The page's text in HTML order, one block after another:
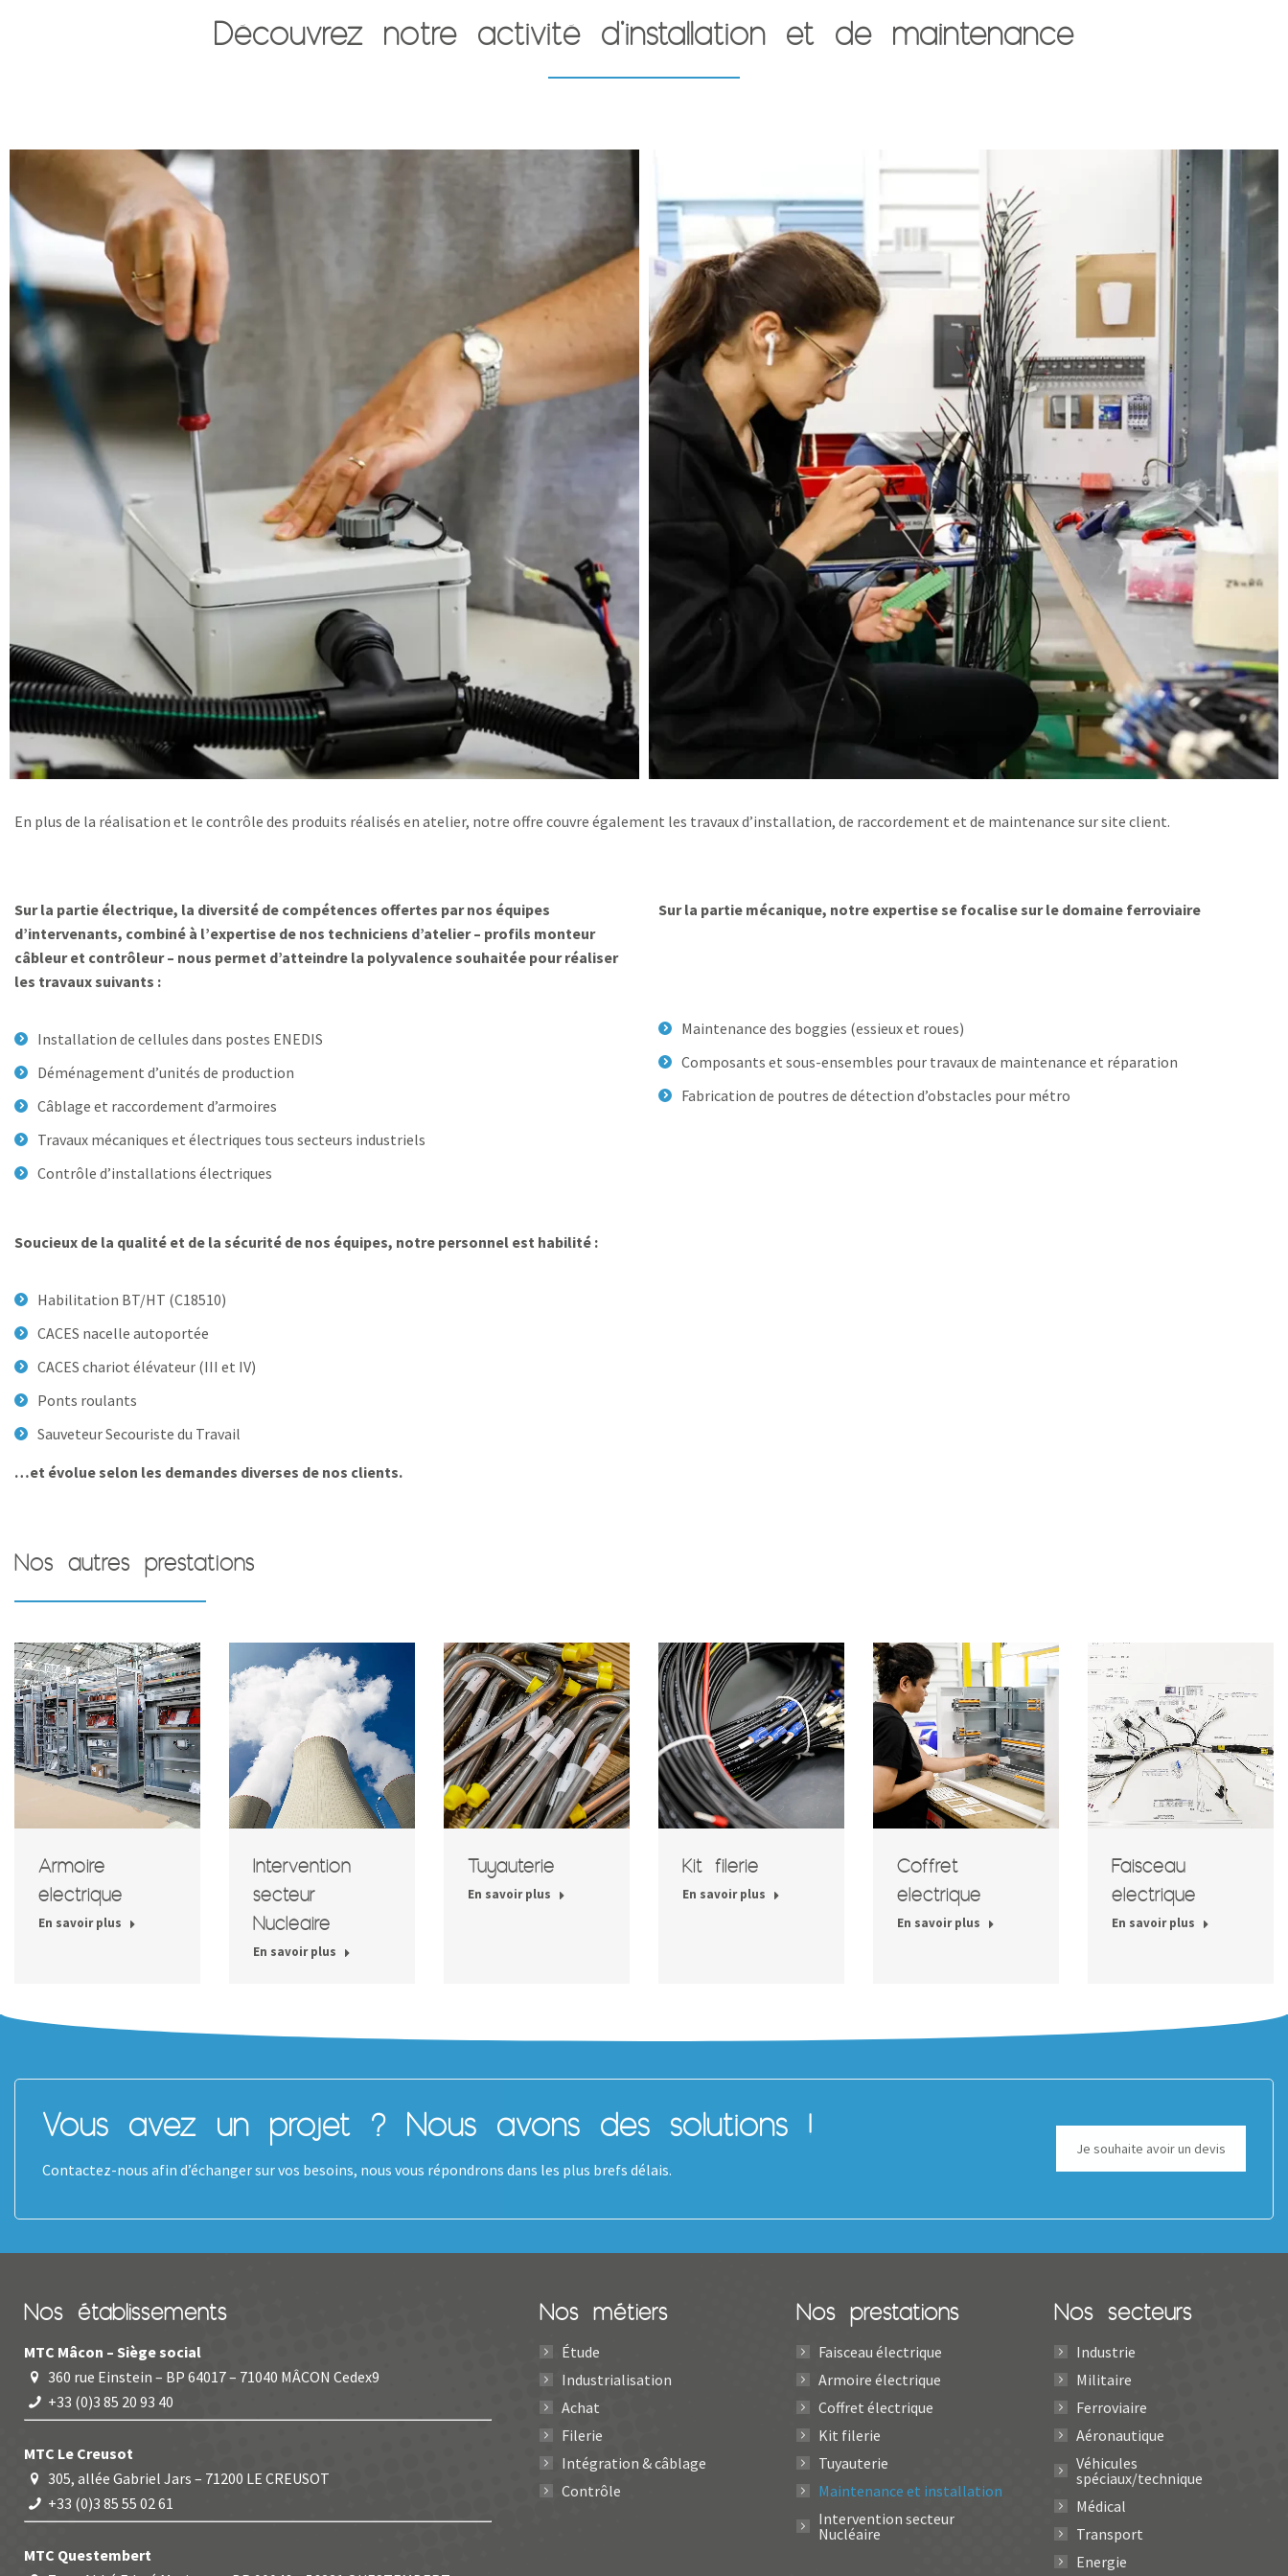
Découvrez notre activité d'installation et de maintenance
En plus de la réalisation et le contrôle des produits réalisés en atelier, notre offre couvre également les travaux d’installation, de raccordement et de maintenance sur site client.
Sur la partie électrique, la diversité de compétences offertes par nos équipes
d’intervenants, combiné à l’expertise de nos techniciens d’atelier – profils monteur
câbleur et contrôleur – nous permet d’atteindre la polyvalence souhaitée pour réaliser
les travaux suivants :
Installation de cellules dans postes ENEDIS
Déménagement d’unités de production
Câblage et raccordement d’armoires
Travaux mécaniques et électriques tous secteurs industriels
Contrôle d’installations électriques
Sur la partie mécanique, notre expertise se focalise sur le domaine ferroviaire
Maintenance des boggies (essieux et roues)
Composants et sous-ensembles pour travaux de maintenance et réparation
Fabrication de poutres de détection d’obstacles pour métro
Soucieux de la qualité et de la sécurité de nos équipes, notre personnel est habilité :
Habilitation BT/HT (C18510)
CACES nacelle autoportée
CACES chariot élévateur (III et IV)
Ponts roulants
Sauveteur Secouriste du Travail
…et évolue selon les demandes diverses de nos clients.
Nos autres prestations
Armoire
électrique
En savoir plus
Intervention
secteur
Nucléaire
En savoir plus
Tuyauterie
En savoir plus
Kit filerie
En savoir plus
Coffret
électrique
En savoir plus
Faisceau
électrique
En savoir plus
Vous avez un projet ? Nous avons des solutions !
Contactez-nous afin d’échanger sur vos besoins, nous vous répondrons dans les plus brefs délais.
Je souhaite avoir un devis
Nos établissements
MTC Mâcon – Siège social
360 rue Einstein – BP 64017 – 71040 MÂCON Cedex9
+33 (0)3 85 20 93 40
MTC Le Creusot
305, allée Gabriel Jars – 71200 LE CREUSOT
+33 (0)3 85 55 02 61
MTC Questembert
Nos métiers
Étude
Industrialisation
Achat
Filerie
Intégration & câblage
Contrôle
Nos prestations
Faisceau électrique
Armoire électrique
Coffret électrique
Kit filerie
Tuyauterie
Maintenance et installation
Intervention secteur
Nucléaire
Nos secteurs
Industrie
Militaire
Ferroviaire
Aéronautique
Véhicules
spéciaux/technique
Médical
Transport
Energie